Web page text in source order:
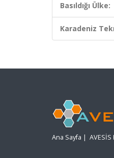
Basıldığı Ülke:
Karadeniz
Ana Sayfa | AVESİS